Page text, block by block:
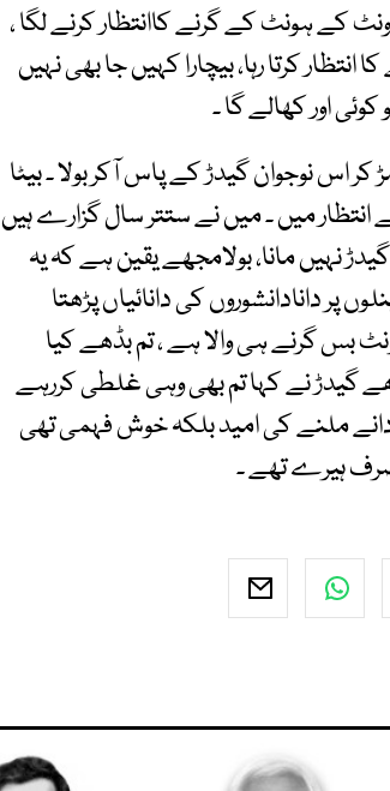
کے ہونٹ کے گرنے کاانتظار کرنے لگا ،
کرتا رہا، بیچارا کہیں جا بھی نہیں
اور کھالے گا ۔
اس نوجوان گیدڑ کے پاس آکر بولا ۔ بیٹا
میں ۔ میں نے ستتر سال گزارے ہیں
نہیں مانا، بولامجھے یقین ہے کہ یہ
دانادانشوروں کی دانائیاں پڑھتا
بس گرنے ہی والا ہے ، تم بڈھے کیا
بڈھے گیدڑ نے کہا تم بھی وہی غلطی کررہے
ملنے کی امید بلکہ خوش فہمی تھی
ہیرے تھے ۔